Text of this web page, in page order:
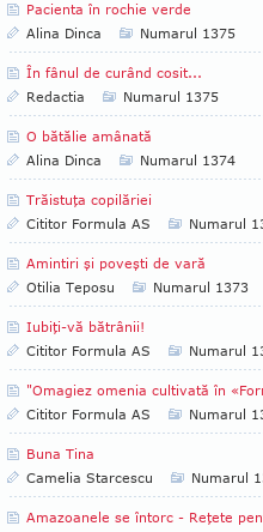
Pacienta în rochie verde
Alina Dinca
Numarul 1375
În fânul de curând cosit...
Redactia
Numarul 1375
O bătălie amânată
Alina Dinca
Numarul 1374
Trăistuţa copilăriei
Cititor Formula AS
Numarul
Amintiri şi poveşti de vară
Otilia Teposu
Numarul 1373
Iubiţi-vă bătrânii!
Cititor Formula AS
Numarul
"Omagiez omenia cultivată în
Cititor Formula AS
Numarul
Buna Tina
Camelia Starcescu
Numarul
Amazoanele se întorc - Reţete